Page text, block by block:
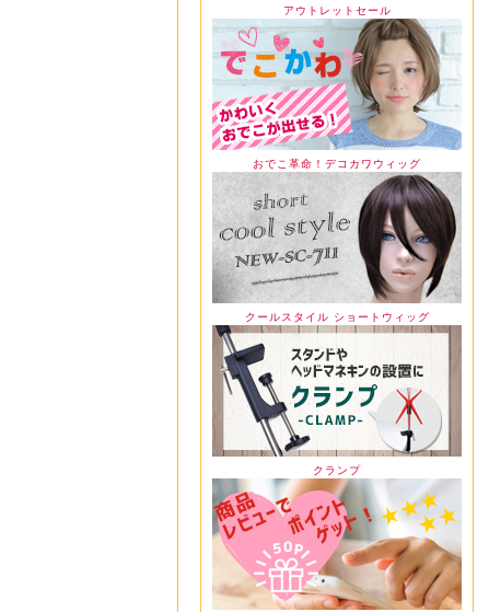
アウトレットセール
おでこ革命！デコカワウィッグ
クールスタイル ショートウィッグ
クランプ